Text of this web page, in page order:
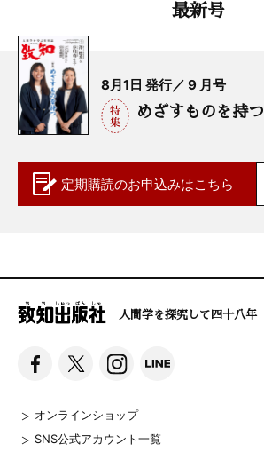
最新号
8月1日 発行／ 9 月号
めざすものを持つ
定期購読のお申込みはこちら
人間学を探究して四十八年
オンラインショップ
SNS公式アカウント一覧